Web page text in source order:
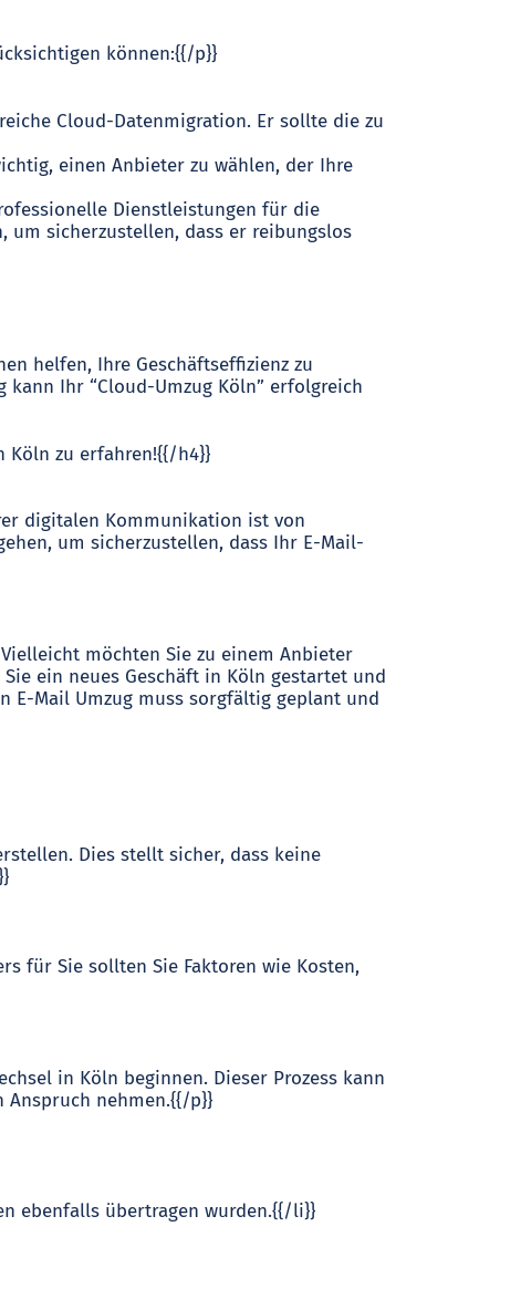
können:{{/p}}
Cloud-Datenmigration. Er sollte die zu
einen Anbieter zu wählen, der Ihre
Dienstleistungen für die
um sicherzustellen, dass er reibungslos
helfen, Ihre Geschäftseffizienz zu
Ihr “Cloud-Umzug Köln” erfolgreich
Köln zu erfahren!{{/h4}}
digitalen Kommunikation ist von
um sicherzustellen, dass Ihr E-Mail-
möchten Sie zu einem Anbieter
ein neues Geschäft in Köln gestartet und
E-Mail Umzug muss sorgfältig geplant und
Dies stellt sicher, dass keine
für Sie sollten Sie Faktoren wie Kosten,
in Köln beginnen. Dieser Prozess kann
nehmen.{{/p}}
ebenfalls übertragen wurden.{{/li}}